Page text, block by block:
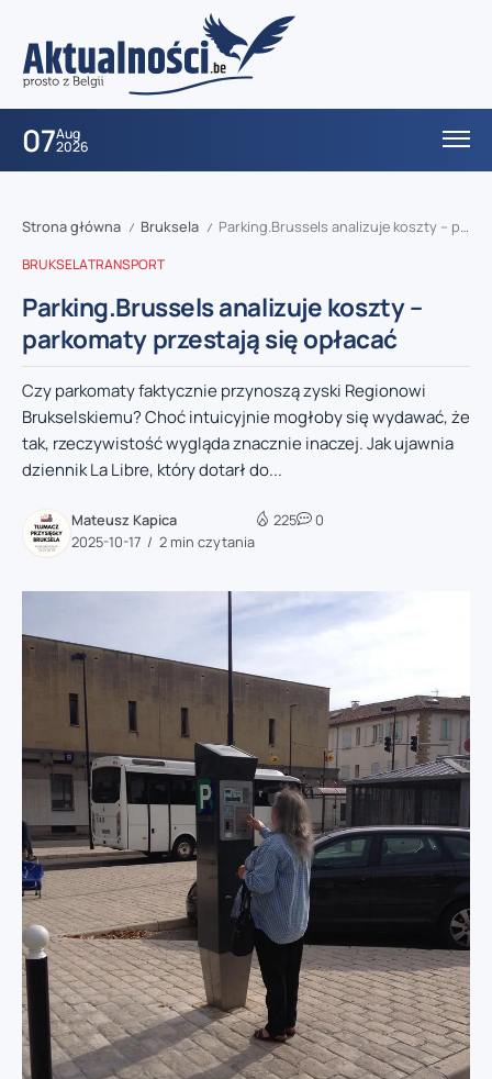
07Aug
2026
Strona główna / Bruksela / Parking.Brussels analizuje koszty – parkomaty przestają się opłacać
BRUKSELATRANSPORT
Parking.Brussels analizuje koszty –
parkomaty przestają się opłacać
Czy parkomaty faktycznie przynoszą zyski Regionowi
Brukselskiemu? Choć intuicyjnie mogłoby się wydawać, że
tak, rzeczywistość wygląda znacznie inaczej. Jak ujawnia
dziennik La Libre, który dotarł do...
Mateusz Kapica
2025-10-17
2 min czytania
225 0